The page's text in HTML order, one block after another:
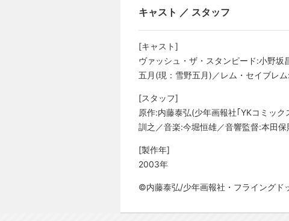
キャスト ／ スタッフ
[キャスト]
ヴァッシュ・ザ・スタンピード:小野
五月(現：雪野五月)／レム・セイブレ
[スタッフ]
原作:内藤泰弘(少年画報社｢YKコミッ
訓之／音楽:今堀恒雄／音響監督:本田
[製作年]
2003年
©内藤泰弘/少年画報社・フライングド